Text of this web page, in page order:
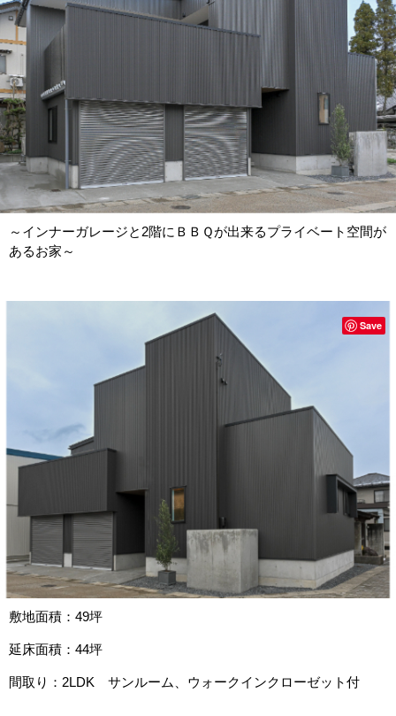
～インナーガレージと2階にＢＢＱが出来るプライベート空間が
あるお家～
敷地面積：49坪
延床面積：44坪
間取り：2LDK サンルーム、ウォークインクローゼット付
Save